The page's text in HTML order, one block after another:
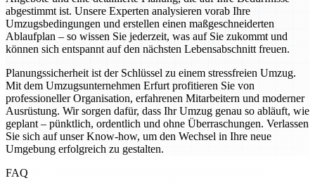
abgestimmt ist. Unsere Experten analysieren vorab Ihre
Umzugsbedingungen und erstellen einen maßgeschneiderten
Ablaufplan – so wissen Sie jederzeit, was auf Sie zukommt und
können sich entspannt auf den nächsten Lebensabschnitt freuen.
Planungssicherheit ist der Schlüssel zu einem stressfreien Umzug.
Mit dem Umzugsunternehmen Erfurt profitieren Sie von
professioneller Organisation, erfahrenen Mitarbeitern und moderner
Ausrüstung. Wir sorgen dafür, dass Ihr Umzug genau so abläuft, wie
geplant – pünktlich, ordentlich und ohne Überraschungen. Verlassen
Sie sich auf unser Know-how, um den Wechsel in Ihre neue
Umgebung erfolgreich zu gestalten.
FAQ